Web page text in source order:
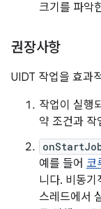
크기를 파악
권장사항
UIDT 작업을 효과
작업이 실행
약 조건과 작
예를 들어 코
니다. 비동기
스레드에서